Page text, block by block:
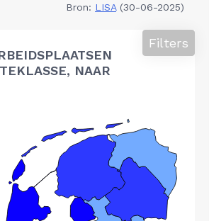
Bron: LISA(30-06-2025)
NAAR
Filters